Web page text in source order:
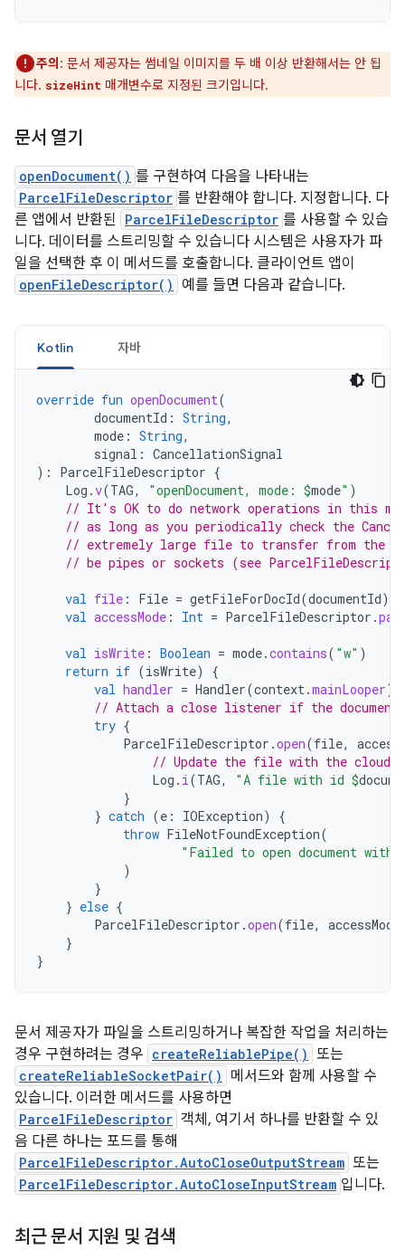
주의 : 문서 제공자는 썸네일 이미지를 두 배 이상 반환해서는 안 됩
니다. sizeHint 매개변수로 지정된 크기입니다.
문서 열기
openDocument() 를 구현하여 다음을 나타내는
ParcelFileDescriptor 를 반환해야 합니다. 지정합니다. 다
른 앱에서 반환된 ParcelFileDescriptor 를 사용할 수 있습
니다. 데이터를 스트리밍할 수 있습니다 시스템은 사용자가 파
일을 선택한 후 이 메서드를 호출합니다. 클라이언트 앱이
openFileDescriptor() 예를 들면 다음과 같습니다.
Kotlin 자바
override fun openDocument(
documentId : String,
mode : String,
signal : CancellationSignal
):
ParcelFileDescriptor {
Log .v(TAG, "openDocument, mode: $mode" )
// It's OK to do network operations in this
// as long as you periodically check the
// extremely large file to transfer from the
// be pipes or sockets (see
val file : File = getFileForDocId(documentId)
val accessMode : Int = ParcelFileDescriptor .
val isWrite : Boolean = mode.contains( "w" )
return if (isWrite)
{
val handler = Handler(context.mainLooper)
// Attach a close listener if the document
try {
ParcelFileDescriptor .open(file,
// Update the file with the cloud
Log . i(TAG, "A file with id $
}
} catch (e : IOException)
{
throw FileNotFoundException(
"Failed to open document
)
}
} else {
ParcelFileDescriptor .open(file, accessMode
}
}
문서 제공자가 파일을 스트리밍하거나 복잡한 작업을 처리하는
경우 구현하려는 경우 createReliablePipe() 또는
createReliableSocketPair()
메서드와 함께 사용할 수
있습니다. 이러한 메서드를 사용하면
ParcelFileDescriptor 객체, 여기서 하나를 반환할 수 있
음 다른 하나는 포드를 통해
ParcelFileDescriptor.AutoCloseOutputStream 또는
ParcelFileDescriptor.AutoCloseInputStream 입니다.
최근 문서 지원 및 검색